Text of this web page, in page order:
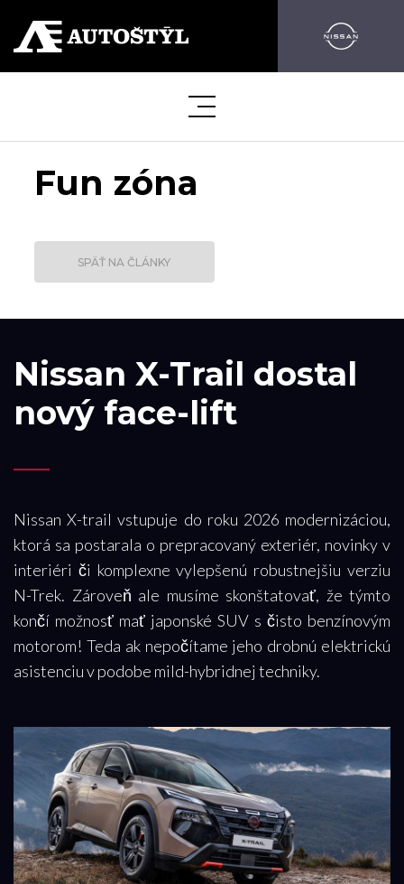
Fun zóna
SPÄŤ NA ČLÁNKY
Nissan X-Trail dostal
nový face-lift
Nissan X-trail vstupuje do roku 2026 modernizáciou,
ktorá sa postarala o prepracovaný exteriér, novinky v
interiéri či komplexne vylepšenú robustnejšiu verziu
N-Trek. Zároveň ale musíme skonštatovať, že týmto
končí možnosť mať japonské SUV s čisto benzínovým
motorom! Teda ak nepočítame jeho drobnú elektrickú
asistenciu v podobe mild-hybridnej techniky.